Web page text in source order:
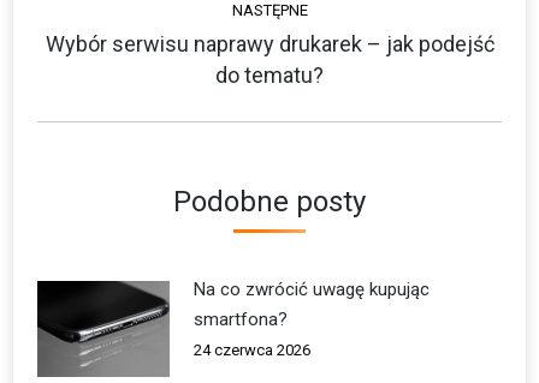
NASTĘPNE
Następny
wpis:
Wybór serwisu naprawy drukarek – jak podejść
do tematu?
Podobne posty
Na co zwrócić uwagę kupując
smartfona?
24 czerwca 2026